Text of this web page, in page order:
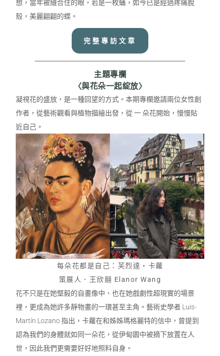
想，當年被縫合住的眼，若是一枚蛹，如今已是經過疼痛脫
殼，美麗翩翩的蝶。
完整專訪文章
主題專欄
〈與花朵一起綻放〉
凝視花的盛放，是一種回望的方式。本期專欄邀請兩位女性創
作者，從藝術觀看與植物描繪出發，從 一 朵花開始，慢慢貼
近自己。
每朵花都是自己：芙烈達・卡蘿
策展人．王欣翮 Elanor Wang
花不只是在她堅毅的自畫像中、也在她戲劇性超現實的場景
裡，更成為她許多靜物畫的一環甚至主角。藝術史學者 Luis-
Martín Lozano 指出，卡蘿在和姊姊瑪格麗特的信中，曾提到
認為我們的身體就如同一朵花，從伊甸園中被摘下放置在人
世，因此我們更需要好好地照料自身。